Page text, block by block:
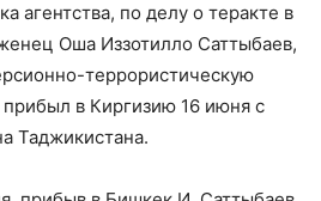
агентства, по делу о теракте в
Оша Иззотилло Саттыбаев,
террористическую
прибыл в Киргизию 16 июня с
Таджикистана.